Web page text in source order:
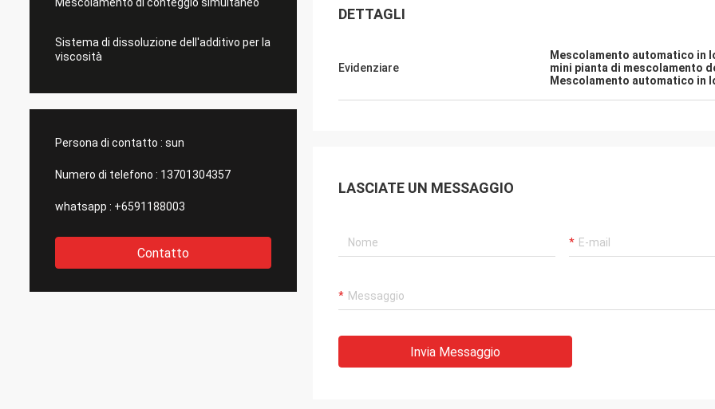
Sistema di dissoluzione dell'additivo per la
viscosità
Persona di contatto : sun
Numero di telefono : 13701304357
whatsapp : +6591188003
Contatto
DETTAGLI
Evidenziare
Mescolamento automatico in
mini pianta di mescolamento
Mescolamento automatico
LASCIATE UN MESSAGGIO
Invia Messaggio